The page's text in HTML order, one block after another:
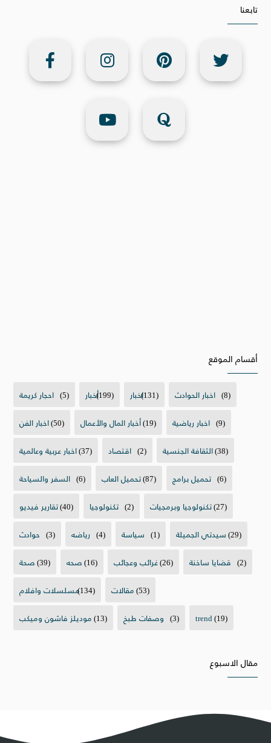
تابعنا
أقسام الموقع
احجار كريمة (5) أخبار(199) اخبار(131) اخبار الحوادث (8)
اخبار الفن(50) أخبار المال والأعمال(19) اخبار رياضية (9)
اخبار عربية وعالمية(37) اقتصاد (2) الثقافة الجنسية(38)
السفر والسياحة (6) تحميل العاب(87) تحميل برامج (6)
تقارير فيديو(40) تكنولوجيا (2) تكنولوجيا وبرمجيات(27)
حوادث (3) رياضه (4) سياسة (1) سيدتي الجميلة(29)
صحة(39) صحه(16) غرائب وعجائب(26) قضايا ساخنة (2)
مسلسلات وافلام(134) مقالات(53)
موديلز فاشون وميكب(13) وصفات طبخ (3) trend(19)
مقال الاسبوع